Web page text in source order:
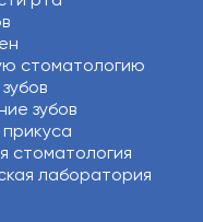
стоматологию
зубов
стоматология
лаборатория